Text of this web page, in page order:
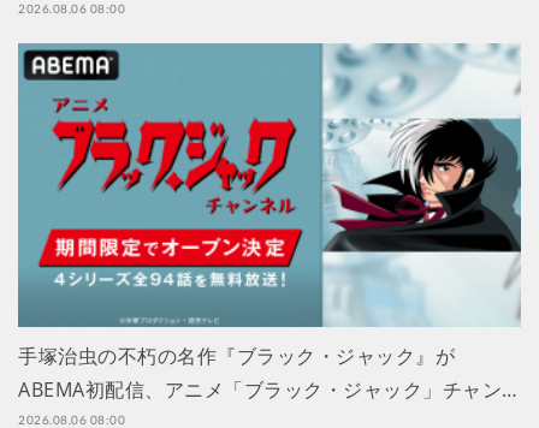
2026.08.06 08:00
手塚治虫の不朽の名作『ブラック・ジャック』が
ABEMA初配信、アニメ「ブラック・ジャック」チャン…
2026.08.06 08:00